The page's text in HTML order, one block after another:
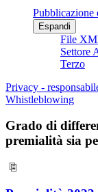
Pubblicazione
Espandi
File
Settore
Terzo
Privacy -
Whistleblowing
Grado di
premialità sia